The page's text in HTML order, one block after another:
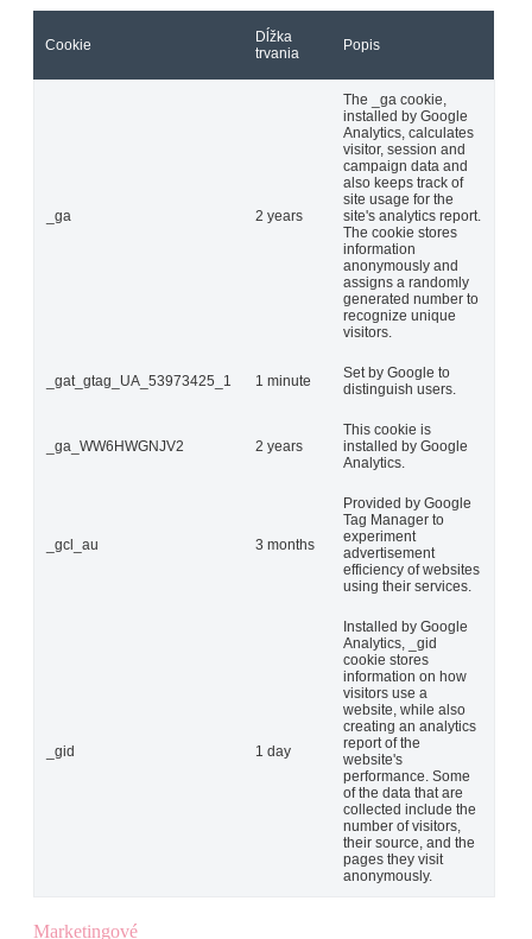
Cookie
Dĺžka
trvania
Popis
_ga 2 years
The _ga cookie,
installed by Google
Analytics, calculates
visitor, session and
campaign data and
also keeps track of
site usage for the
site's analytics report.
The cookie stores
information
anonymously and
assigns a randomly
generated number to
recognize unique
visitors.
_gat_gtag_UA_53973425_1 1 minute
Set by Google to
distinguish users.
_ga_WW6HWGNJV2 2 years
This cookie is
installed by Google
Analytics.
_gcl_au 3 months
Provided by Google
Tag Manager to
experiment
advertisement
efficiency of websites
using their services.
_gid 1 day
Installed by Google
Analytics, _gid
cookie stores
information on how
visitors use a
website, while also
creating an analytics
report of the
website's
performance. Some
of the data that are
collected include the
number of visitors,
their source, and the
pages they visit
anonymously.
Marketingové